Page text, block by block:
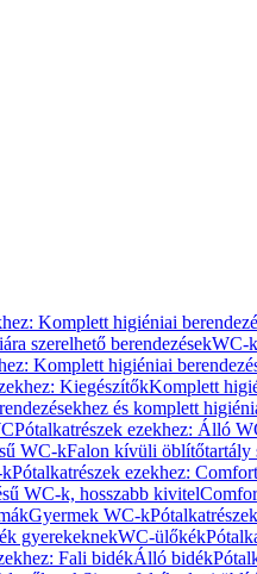
Komplett higiéniai
szerelhető berendezésekWC-
Komplett higiéniai
KiegészítőkKomplett
és komplett
Pótalkatrészek ezekhez: Álló
WC-kFalon kívüli öblítőtartály
Pótalkatrészek ezekhez:
WC-k, hosszabb kivitel
Gyermek WC-k
gyerekeknekWC-ülőkék
Fali bidékÁlló bidék